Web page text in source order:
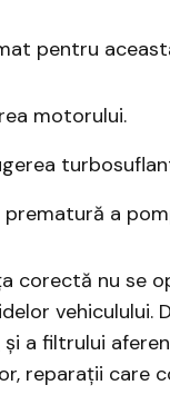
pentru
motorului.
prematură a
corectă nu se
vehiculului.
și a filtrului
reparații care